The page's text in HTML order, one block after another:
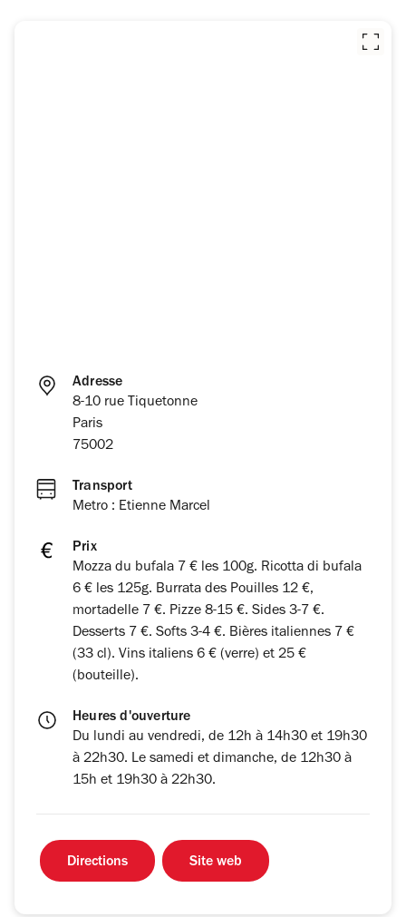
Adresse
8-10 rue Tiquetonne
Paris
75002
Transport
Metro : Etienne Marcel
Prix
Mozza du bufala 7 € les 100g. Ricotta di bufala
6 € les 125g. Burrata des Pouilles 12 €,
mortadelle 7 €. Pizze 8-15 €. Sides 3-7 €.
Desserts 7 €. Softs 3-4 €. Bières italiennes 7 €
(33 cl). Vins italiens 6 € (verre) et 25 €
(bouteille).
Heures d'ouverture
Du lundi au vendredi, de 12h à 14h30 et 19h30
à 22h30. Le samedi et dimanche, de 12h30 à
15h et 19h30 à 22h30.
Directions Site web